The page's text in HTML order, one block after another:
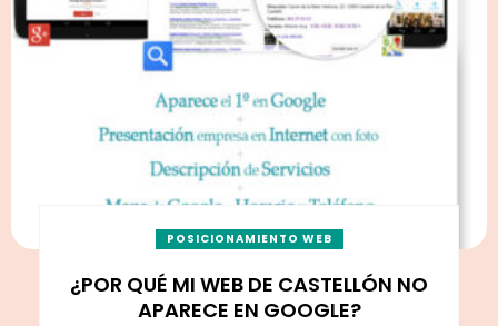
POSICIONAMIENTO WEB
¿POR QUÉ MI WEB DE CASTELLÓN NO
APARECE EN GOOGLE?